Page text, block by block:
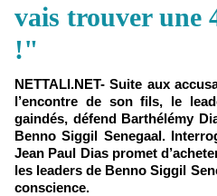
vais trouver une
!"
NETTALI.NET- Suite aux
l’encontre de son fils, le
gaindés, défend Barthélémy
Benno Siggil Senegaal.
Jean Paul Dias promet
les leaders de Benno Siggil
conscience.